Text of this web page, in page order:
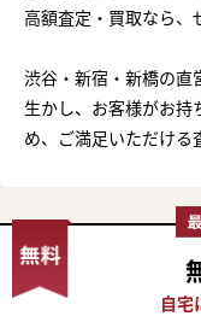
高額査定・買取なら、
渋谷・新宿・新橋の直
生かし、お客様がお持
め、ご満足いただける